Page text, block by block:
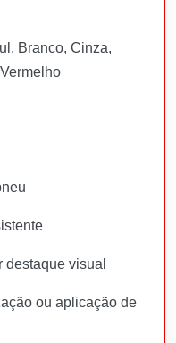
Branco, Cinza,
visual
ou aplicação de